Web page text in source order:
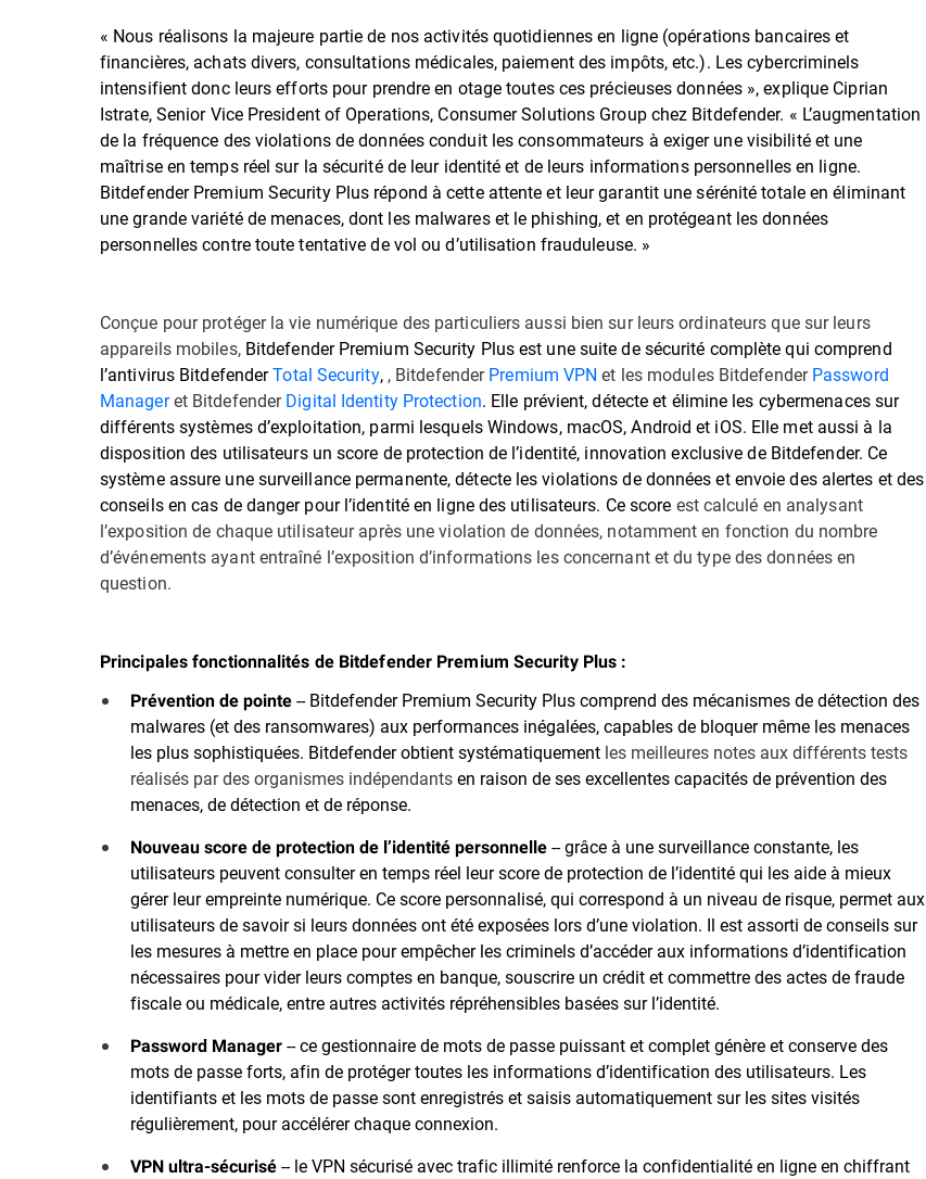
« Nous réalisons la majeure partie de nos activités quotidiennes en ligne (opérations bancaires et
financières, achats divers, consultations médicales, paiement des impôts, etc.). Les cybercriminels
intensifient donc leurs efforts pour prendre en otage toutes ces précieuses données », explique Ciprian
Istrate, Senior Vice President of Operations, Consumer Solutions Group chez Bitdefender. « L’augmentation
de la fréquence des violations de données conduit les consommateurs à exiger une visibilité et une
maîtrise en temps réel sur la sécurité de leur identité et de leurs informations personnelles en ligne.
Bitdefender Premium Security Plus répond à cette attente et leur garantit une sérénité totale en éliminant
une grande variété de menaces, dont les malwares et le phishing, et en protégeant les données
personnelles contre toute tentative de vol ou d’utilisation frauduleuse. »
Conçue pour protéger la vie numérique des particuliers aussi bien sur leurs ordinateurs que sur leurs
appareils mobiles, Bitdefender Premium Security Plusest une suite de sécurité complète qui comprend
l’antivirus BitdefenderTotal Security, , BitdefenderPremium VPN et les modules BitdefenderPassword
Manageret BitdefenderDigital Identity Protection. Elle prévient, détecte et élimine les cybermenaces sur
différents systèmes d’exploitation, parmi lesquels Windows, macOS, Android et iOS. Elle met aussi à la
disposition des utilisateurs un score de protection de l’identité, innovation exclusive de Bitdefender. Ce
système assure une surveillance permanente, détecte les violations de données et envoie des alertes et des
conseils en cas de danger pour l’identité en ligne des utilisateurs. Cescore est calculé en analysant
l’exposition de chaque utilisateur après une violation de données, notamment en fonction du nombre
d’événements ayant entraîné l’exposition d’informations les concernant et du type des données en
question.
Principales fonctionnalités de Bitdefender Premium Security Plus :
Prévention de pointe -- Bitdefender Premium Security Plus comprend des mécanismes de détection des
malwares (et des ransomwares) aux performances inégalées, capables de bloquer même les menaces
les plus sophistiquées. Bitdefender obtient systématiquement les meilleures notes aux différents tests
réalisés par des organismes indépendantsen raison de ses excellentes capacités de prévention des
menaces, de détection et de réponse.
Nouveau score de protection de l’identité personnelle --grâce à une surveillance constante, les
utilisateurs peuvent consulter en temps réel leur score de protection de l’identité qui les aide à mieux
gérer leur empreinte numérique. Ce score personnalisé, qui correspond à un niveau de risque, permet aux
utilisateurs de savoir si leurs données ont été exposées lors d’une violation. Il est assorti de conseils sur
les mesures à mettre en place pour empêcher les criminels d’accéder aux informations d’identification
nécessaires pour vider leurs comptes en banque, souscrire un crédit et commettre des actes de fraude
fiscale ou médicale, entre autres activités répréhensibles basées sur l’identité.
Password Manager --ce gestionnaire de mots de passe puissant et complet génère et conserve des
mots de passe forts, afin de protéger toutes les informations d’identification des utilisateurs. Les
identifiants et les mots de passe sont enregistrés et saisis automatiquement sur les sites visités
régulièrement, pour accélérer chaque connexion.
VPN ultra-sécurisé -- le VPN sécurisé avec trafic illimité renforce la confidentialité en ligne en chiffrant